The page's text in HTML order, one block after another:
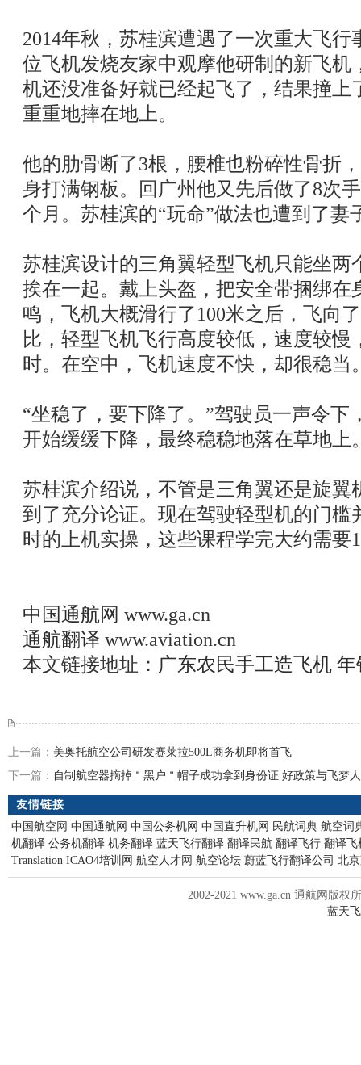
2014年秋，苏桂滨遭遇了一次重大飞
位飞机发烧友家中观摩他研制的新飞机
机还没准备好就已经起飞了，结果撞上
重重地摔在地上。
他的肋骨断了3根，腰椎也粉碎性骨折
身打满钢板。回广州他又先后做了8次
个月。苏桂滨的“玩命”做法也遭到了妻
苏桂滨设计的三角翼轻型飞机只能坐两
挨在一起。戴上头盔，把安全带捆绑在
鸣，飞机大概滑行了100米之后，飞向
比，轻型飞机飞行高度较低，速度较慢
时。在空中，飞机速度不快，却很稳当
“坐稳了，要下降了。”驾驶员一声令下
开始缓缓下降，最终稳稳地落在草地上
苏桂滨介绍说，不管是三角翼还是旋翼
到了充分论证。现在驾驶轻型机的门槛
时的上机实操，这些课程学完大约需要
中国通航网 www.ga.cn
通航翻译 www.aviation.cn
本文链接地址： 广东农民手工造飞机
上一篇： 美奥托航空公司研发赛莱拉500L商务机即将首飞
下一篇： 自制航空器摘掉＂黑户＂帽子成功拿到身份证 好政策与飞梦人
友情链接
中国航空网 中国通航网 中国公务机网 中国直升机网 民航词典 航空词
机翻译 公务机翻译 机务翻译 蓝天飞行翻译 翻译民航 翻译飞行 翻译飞
Translation ICAO4培训网 航空人才网 航空论坛 蔚蓝飞行翻译公司 北
2002-2021 www.ga.cn 通航网版权
蓝天